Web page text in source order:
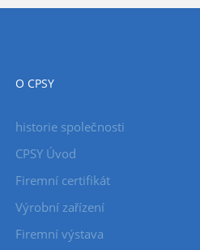
O CPSY
historie společnosti
CPSY Úvod
Firemní certifikát
Výrobní zařízení
Firemní výstava